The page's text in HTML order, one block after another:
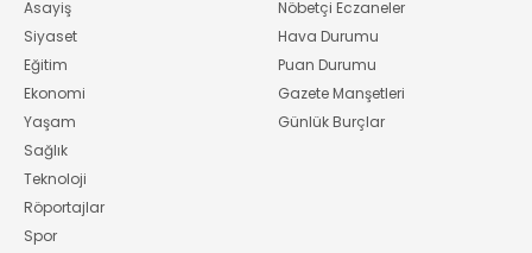
Asayiş
Siyaset
Eğitim
Ekonomi
Yaşam
Sağlık
Teknoloji
Röportajlar
Spor
Nöbetçi Eczaneler
Hava Durumu
Puan Durumu
Gazete Manşetleri
Günlük Burçlar